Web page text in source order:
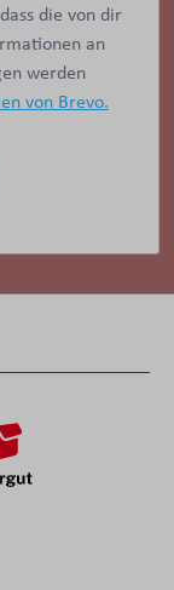
die von dir
an
werden
von Brevo.